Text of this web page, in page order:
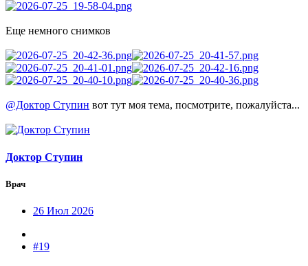
Еще немного снимков
@Доктор Ступин вот тут моя тема, посмотрите, пожалуйста...
Доктор Ступин
Врач
26 Июл 2026
#19